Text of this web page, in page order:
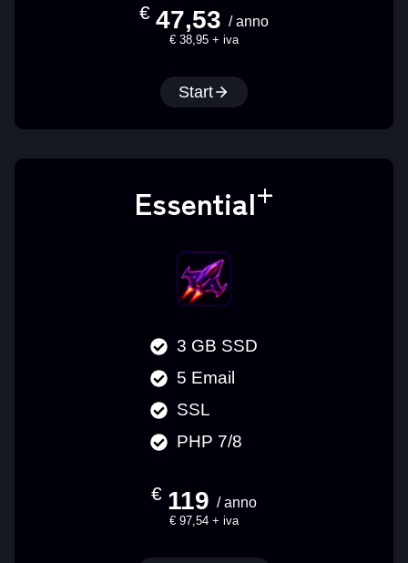
€ 47,53 / anno
€ 38,95 + iva
Start
Essential+
3 GB SSD
5 Email
SSL
PHP 7/8
€ 119 / anno
€ 97,54 + iva